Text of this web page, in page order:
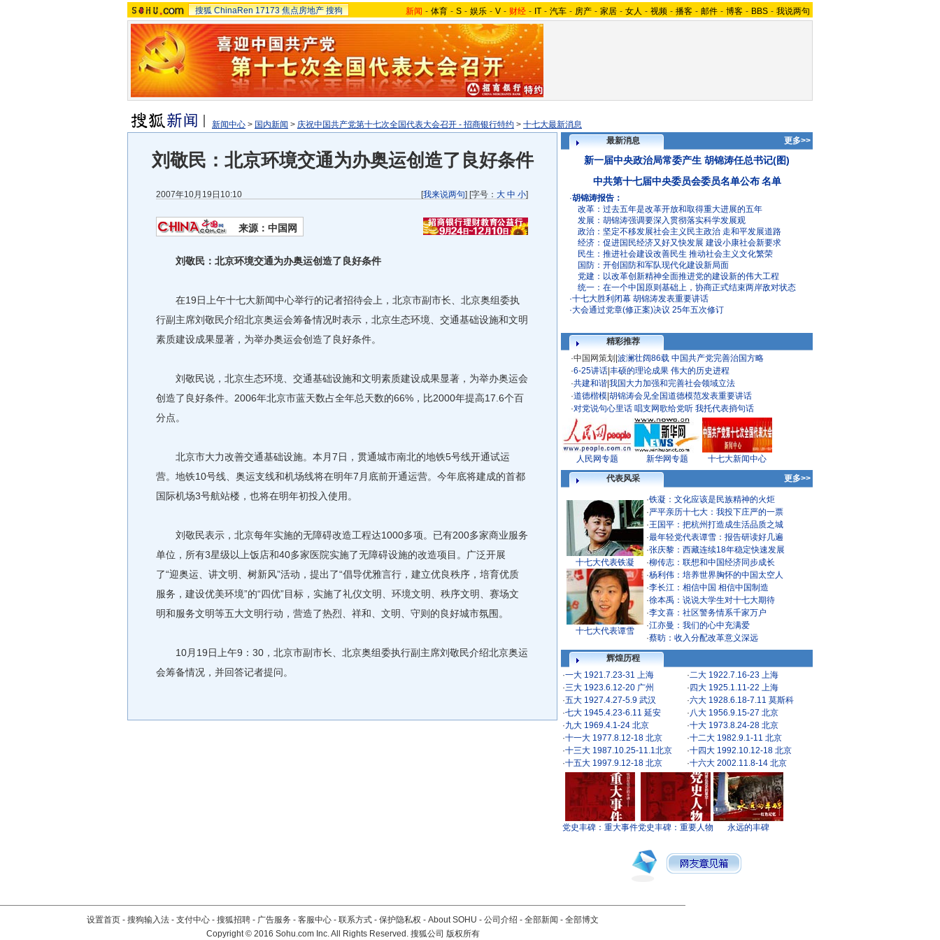
搜狐 ChinaRen 17173 焦点房地产 搜狗 新闻 - 体育 - S - 娱乐 - V - 财经 - IT - 汽车 - 房产 - 家居 - 女人 - 视频 - 播客 - 邮件 - 博客 - BBS - 我说两句
新闻中心 > 国内新闻 > 庆祝中国共产党第十七次全国代表大会召开 - 招商银行特约 > 十七大最新消息
刘敬民：北京环境交通为办奥运创造了良好条件
2007年10月19日10:10 [我来说两句] [字号： 大 中 小]
来源：中国网
刘敬民：北京环境交通为办奥运创造了良好条件
在19日上午十七大新闻中心举行的记者招待会上，北京市副市长、北京奥组委执
行副主席刘敬民介绍北京奥运会筹备情况时表示，北京生态环境、交通基础设施和文明
素质建设成果显著，为举办奥运会创造了良好条件。
刘敬民说，北京生态环境、交通基础设施和文明素质建设成果显著，为举办奥运会
创造了良好条件。2006年北京市蓝天数占全年总天数的66%，比2000年提高17.6个百
分点。
北京市大力改善交通基础设施。本月7日，贯通城市南北的地铁5号线开通试运
营。地铁10号线、奥运支线和机场线将在明年7月底前开通运营。今年底将建成的首都
国际机场3号航站楼，也将在明年初投入使用。
刘敬民表示，北京每年实施的无障碍改造工程达1000多项。已有200多家商业服务
单位，所有3星级以上饭店和40多家医院实施了无障碍设施的改造项目。广泛开展
了“迎奥运、讲文明、树新风”活动，提出了“倡导优雅言行，建立优良秩序，培育优质
服务，建设优美环境”的“四优”目标，实施了礼仪文明、环境文明、秩序文明、赛场文
明和服务文明等五大文明行动，营造了热烈、祥和、文明、守则的良好城市氛围。
10月19日上午9：30，北京市副市长、北京奥组委执行副主席刘敬民介绍北京奥运
会筹备情况，并回答记者提问。
最新消息 更多>>
新一届中央政治局常委产生 胡锦涛任总书记(图)
中共第十七届中央委员会委员名单公布 名单
·胡锦涛报告：
改革： 过去五年是改革开放和取得重大进展的五年
发展： 胡锦涛强调要深入贯彻落实科学发展观
政治： 坚定不移发展社会主义民主政治 走和平发展道路
经济： 促进国民经济又好又快发展 建设小康社会新要求
民生： 推进社会建设改善民生 推动社会主义文化繁荣
国防： 开创国防和军队现代化建设新局面
党建： 以改革创新精神全面推进党的建设新的伟大工程
统一： 在一个中国原则基础上，协商正式结束两岸敌对状态
·十七大胜利闭幕 胡锦涛发表重要讲话
·大会通过党章(修正案)决议 25年五次修订
精彩推荐
·中国网策划 波澜壮阔86载 中国共产党完善治国方略
·6-25讲话 丰硕的理论成果 伟大的历史进程
·共建和谐 我国大力加强和完善社会领域立法
·道德楷模 胡锦涛会见全国道德模范发表重要讲话
·对党说句心里话 唱支网歌给党听 我托代表捎句话
人民网专题 新华网专题
十七大新闻中心
代表风采
更多>>
十七大代表铁凝
十七大代表谭雪
·铁凝：文化应该是民族精神的火炬
·严平亲历十七大：我投下庄严的一票
·王国平：把杭州打造成生活品质之城
·最年轻党代表谭雪：报告研读好几遍
·张庆黎：西藏连续18年稳定快速发展
·柳传志：联想和中国经济同步成长
·杨利伟：培养世界胸怀的中国太空人
·李长江：相信中国 相信中国制造
·徐本禹：说说大学生对十七大期待
·李文喜：社区警务情系千家万户
·江亦曼：我们的心中充满爱
·蔡昉：收入分配改革意义深远
辉煌历程
·一大 1921.7.23-31 上海 ·二大 1922.7.16-23 上海
·三大 1923.6.12-20 广州 · 四大 1925.1.11-22 上海
·五大 1927.4.27-5.9 武汉 ·六大 1928.6.18-7.11 莫斯科
·七大 1945.4.23-6.11 延安 ·八大 1956.9.15-27 北京
·九大 1969.4.1-24 北京 ·十大 1973.8.24-28 北京
·十一大 1977.8.12-18 北京 ·十二大 1982.9.1-11 北京
·十三大 1987.10.25-11.1北京 ·十四大 1992.10.12-18 北京
·十五大 1997.9.12-18 北京 ·十六大 2002.11.8-14 北京
党史丰碑：重大事件党史丰碑：重要人物 永远的丰碑
设置首页 - 搜狗输入法 - 支付中心 - 搜狐招聘 - 广告服务 - 客服中心 - 联系方式 - 保护隐私权 - About SOHU - 公司介绍 - 全部新闻 - 全部博文
Copyright©2016 Sohu.com Inc. All Rights Reserved. 搜狐公司 版权所有